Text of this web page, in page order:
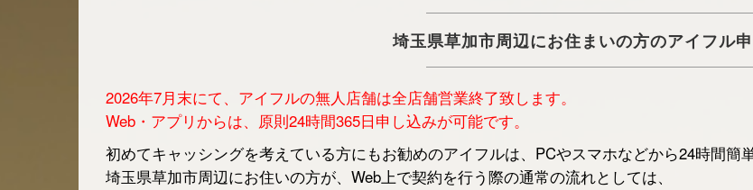
埼玉県草加市周辺にお住まいの方のアイフル
2026年7月末にて、アイフルの無人店舗は全店舗営業終了致します。
Web・アプリからは、原則24時間365日申し込みが可能です。
初めてキャッシングを考えている方にもお勧めのアイフルは、PCやスマホなどから24時間簡
埼玉県草加市周辺にお住いの方が、Web上で契約を行う際の通常の流れとしては、